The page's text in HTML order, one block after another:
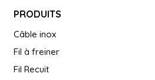
PRODUITS
Câble inox
Fil à freiner
Fil Recuit